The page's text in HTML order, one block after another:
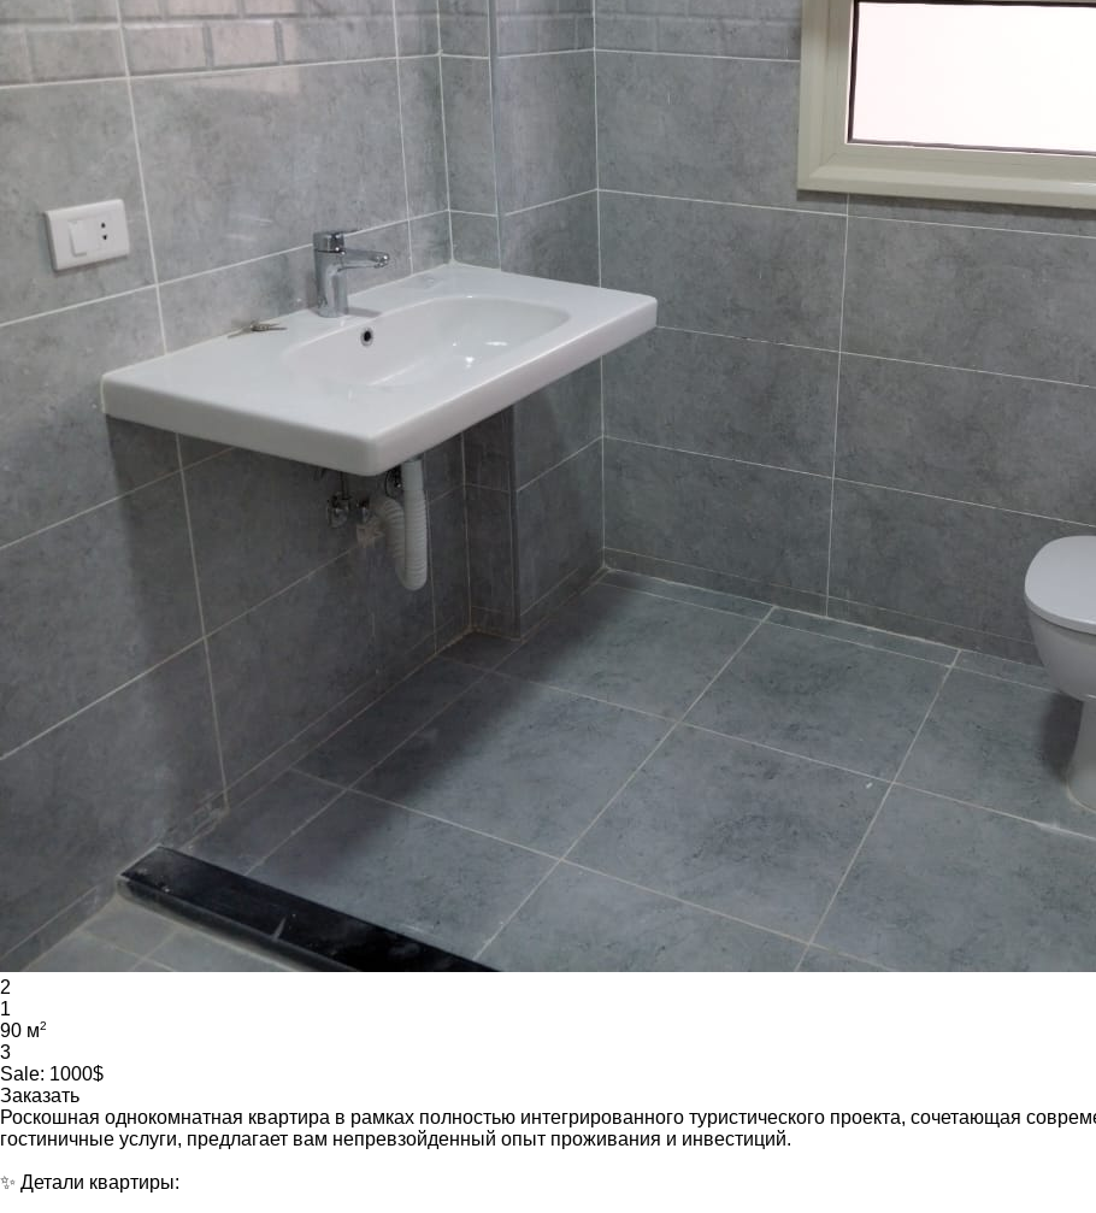
2
1
90 м2
3
Sale: 1000$
Заказать
Роскошная однокомнатная квартира в рамках полностью интегрированного туристического проекта, сочетающая
гостиничные услуги, предлагает вам непревзойденный опыт проживания и инвестиций.
✨ Детали квартиры: